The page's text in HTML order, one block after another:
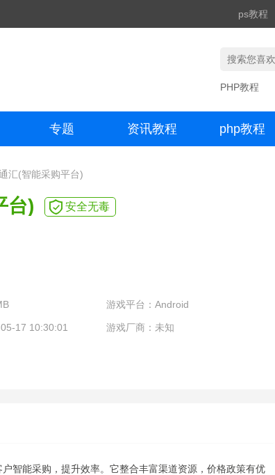
ps教程
PHP教程
专题 资讯教程 php教程
汇(智能采购平台)
台) 安全无毒
游戏平台：Android
17 10:30:01 游戏厂商：未知
智能采购，提升效率。它整合丰富渠道资源，价格政策有优